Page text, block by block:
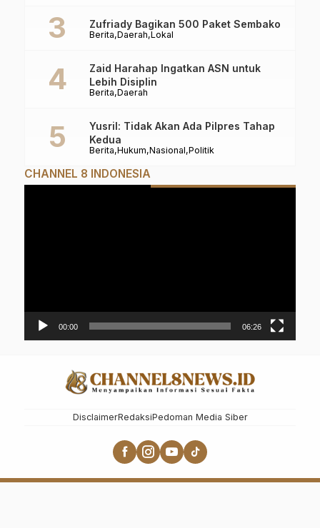
Berita Daerah Lokal
Zufriady Bagikan 500 Paket Sembako
Berita Daerah
Zaid Harahap Ingatkan ASN untuk
Lebih Disiplin
Berita Hukum Nasional Politik
Yusril: Tidak Akan Ada Pilpres Tahap
Kedua
CHANNEL 8 INDONESIA
00:00 06:26
DisclaimerRedaksiPedoman Media Siber